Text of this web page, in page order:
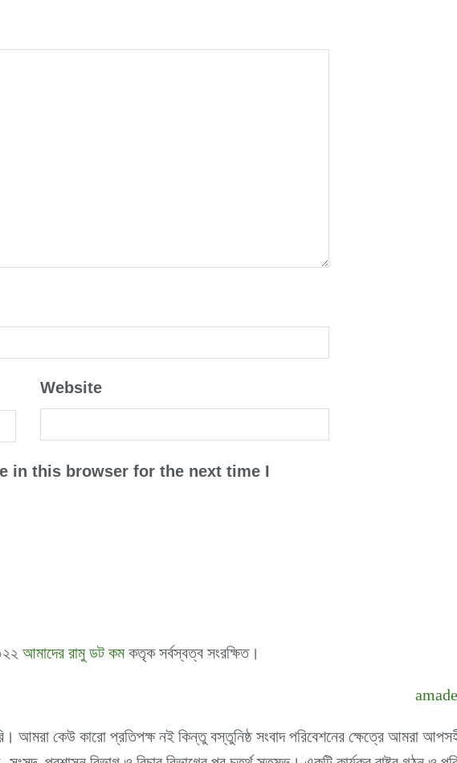
Website
in this browser for the next time I
আমাদের রামু ডট কমকতৃক সর্বস্বত্ব সংরক্ষিত।
আমরা কেউ কারো প্রতিপক্ষ নই কিন্তু বস্তুনিষ্ঠ সংবাদ পরিবেশনের ক্ষেত্রে আমরা